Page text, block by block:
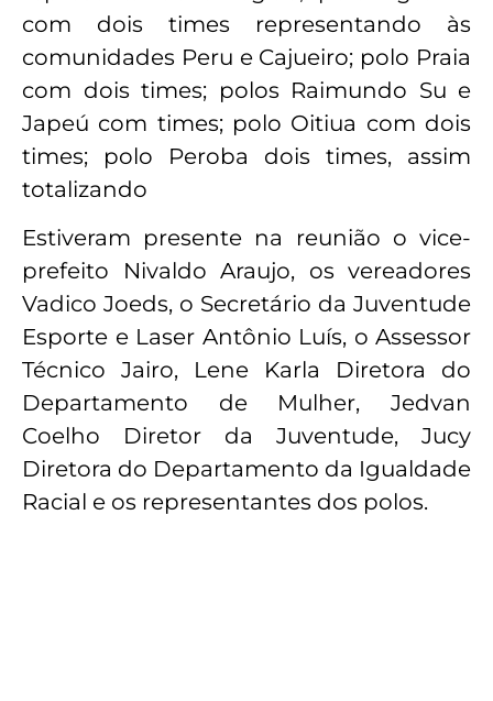
com dois times representando às
comunidades Peru e Cajueiro; polo Praia
com dois times; polos Raimundo Su e
Japeú com times; polo Oitiua com dois
times; polo Peroba dois times, assim
totalizando
Estiveram presente na reunião o vice-
prefeito Nivaldo Araujo, os vereadores
Vadico Joeds, o Secretário da Juventude
Esporte e Laser Antônio Luís, o Assessor
Técnico Jairo, Lene Karla Diretora do
Departamento de Mulher, Jedvan
Coelho Diretor da Juventude, Jucy
Diretora do Departamento da Igualdade
Racial e os representantes dos polos.